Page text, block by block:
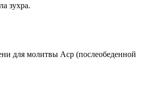
зухра.
для молитвы Аср (послеобеденной